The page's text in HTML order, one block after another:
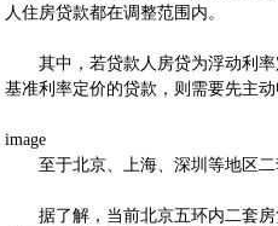
人住房贷款都在调整范围内。
其中，若贷款人房贷为浮动利率
基准利率定价的贷款，则需要先主
image
至于北京、上海、深圳等地区二
据了解，当前北京五环内二套房